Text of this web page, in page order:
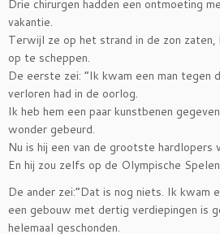
Drie chirurgen hadden een ontmoeting
vakantie.
Terwijl ze op het strand in de zon zaten,
op te scheppen.
De eerste zei: “Ik kwam een man tegen
verloren had in de oorlog.
Ik heb hem een paar kunstbenen
wonder gebeurd.
Nu is hij een van de grootste hardlopers
En hij zou zelfs op de Olympische
De ander zei:”Dat is nog niets. Ik kwam
een gebouw met dertig verdiepingen is
helemaal geschonden.